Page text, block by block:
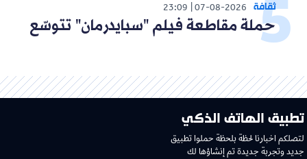
ثقافة 07-08-2026
23:09
حملة مقاطعة فيلم "سبايدرمان" تتوسّع
تطبيق الهاتف الذكي
لتصلكم اخبارنا لحظة بلحظة حملوا تطبيق
جديد وتجربة جديدة تم إنشاؤها لك